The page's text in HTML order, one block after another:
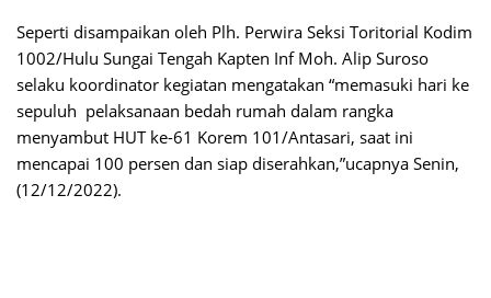
Seperti disampaikan oleh Plh. Perwira Seksi Toritorial Kodim
1002/Hulu Sungai Tengah Kapten Inf Moh. Alip Suroso
selaku koordinator kegiatan mengatakan “memasuki hari ke
sepuluh pelaksanaan bedah rumah dalam rangka
menyambut HUT ke-61 Korem 101/Antasari, saat ini
mencapai 100 persen dan siap diserahkan,”ucapnya Senin,
(12/12/2022).